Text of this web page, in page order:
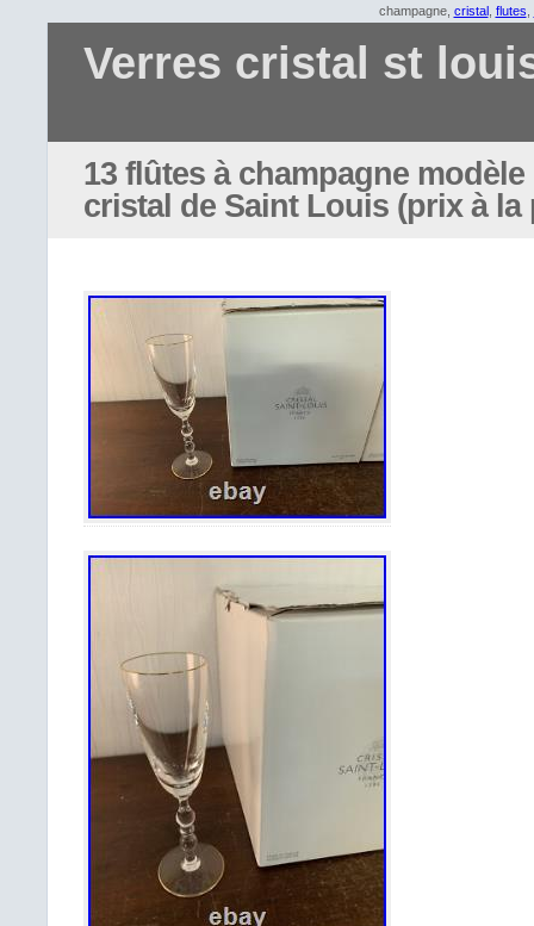
champagne, cristal, flutes
Verres cristal st
13 flûtes à champagne
cristal de Saint Louis (prix à la